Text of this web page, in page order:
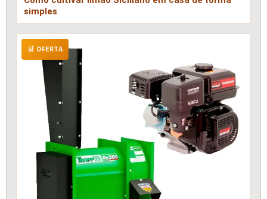
simples
🛒 OFERTA